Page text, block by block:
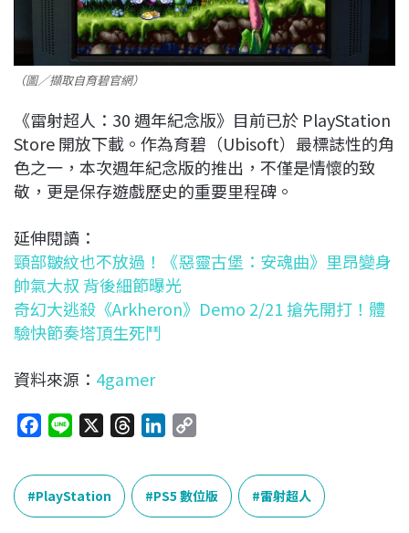
（圖／擷取自育碧官網）
《雷射超人：30 週年紀念版》目前已於 PlayStation
Store 開放下載。作為育碧（Ubisoft）最標誌性的角
色之一，本次週年紀念版的推出，不僅是情懷的致
敬，更是保存遊戲歷史的重要里程碑。
延伸閱讀：
頸部皺紋也不放過！《惡靈古堡：安魂曲》里昂變身
帥氣大叔 背後細節曝光
奇幻大逃殺《Arkheron》Demo 2/21 搶先開打！體
驗快節奏塔頂生死鬥
資料來源： 4gamer
c
e
b
n
e
a
n
k
e
p
y
L
PlayStation PS5 數位版 雷射超人